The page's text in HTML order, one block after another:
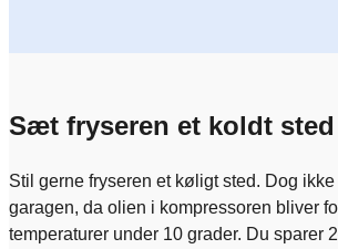
Sæt fryseren et koldt sted
Stil gerne fryseren et køligt sted. Dog
garagen, da olien i kompressoren bliver
temperaturer under 10 grader. Du sparer